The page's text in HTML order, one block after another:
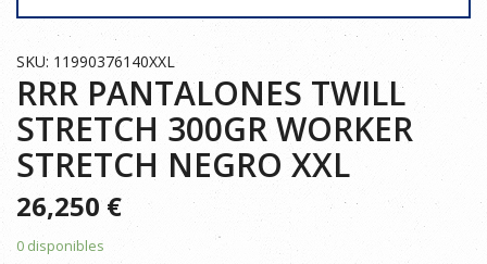
SKU: 11990376140XXL
RRR PANTALONES TWILL
STRETCH 300GR WORKER
STRETCH NEGRO XXL
26,250€
0 disponibles